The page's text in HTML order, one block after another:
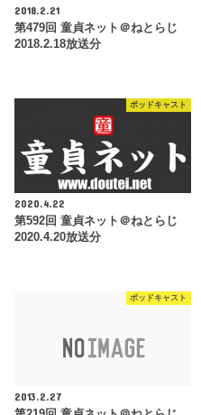
2018.2.21
第479回 童貞ネット＠ねとらじ
2018.2.18放送分
ポッドキャスト
2020.4.22
第592回 童貞ネット＠ねとらじ
2020.4.20放送分
ポッドキャスト
2013.2.27